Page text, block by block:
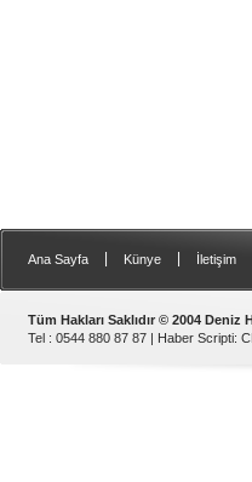
Ana Sayfa Künye İletişim
Tüm Hakları Saklıdır © 2004 Deniz
Tel : 0544 880 87 87 | Haber Scripti: